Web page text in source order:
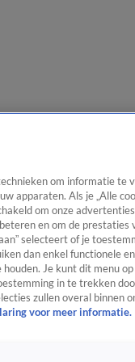
om informatie te
apparaten. Als je „Alle
om onze
en om de prestaties
selecteert of je
dan enkel functionele
Je kunt dit menu
in te trekken
zullen overal binnen
voor meer informatie.